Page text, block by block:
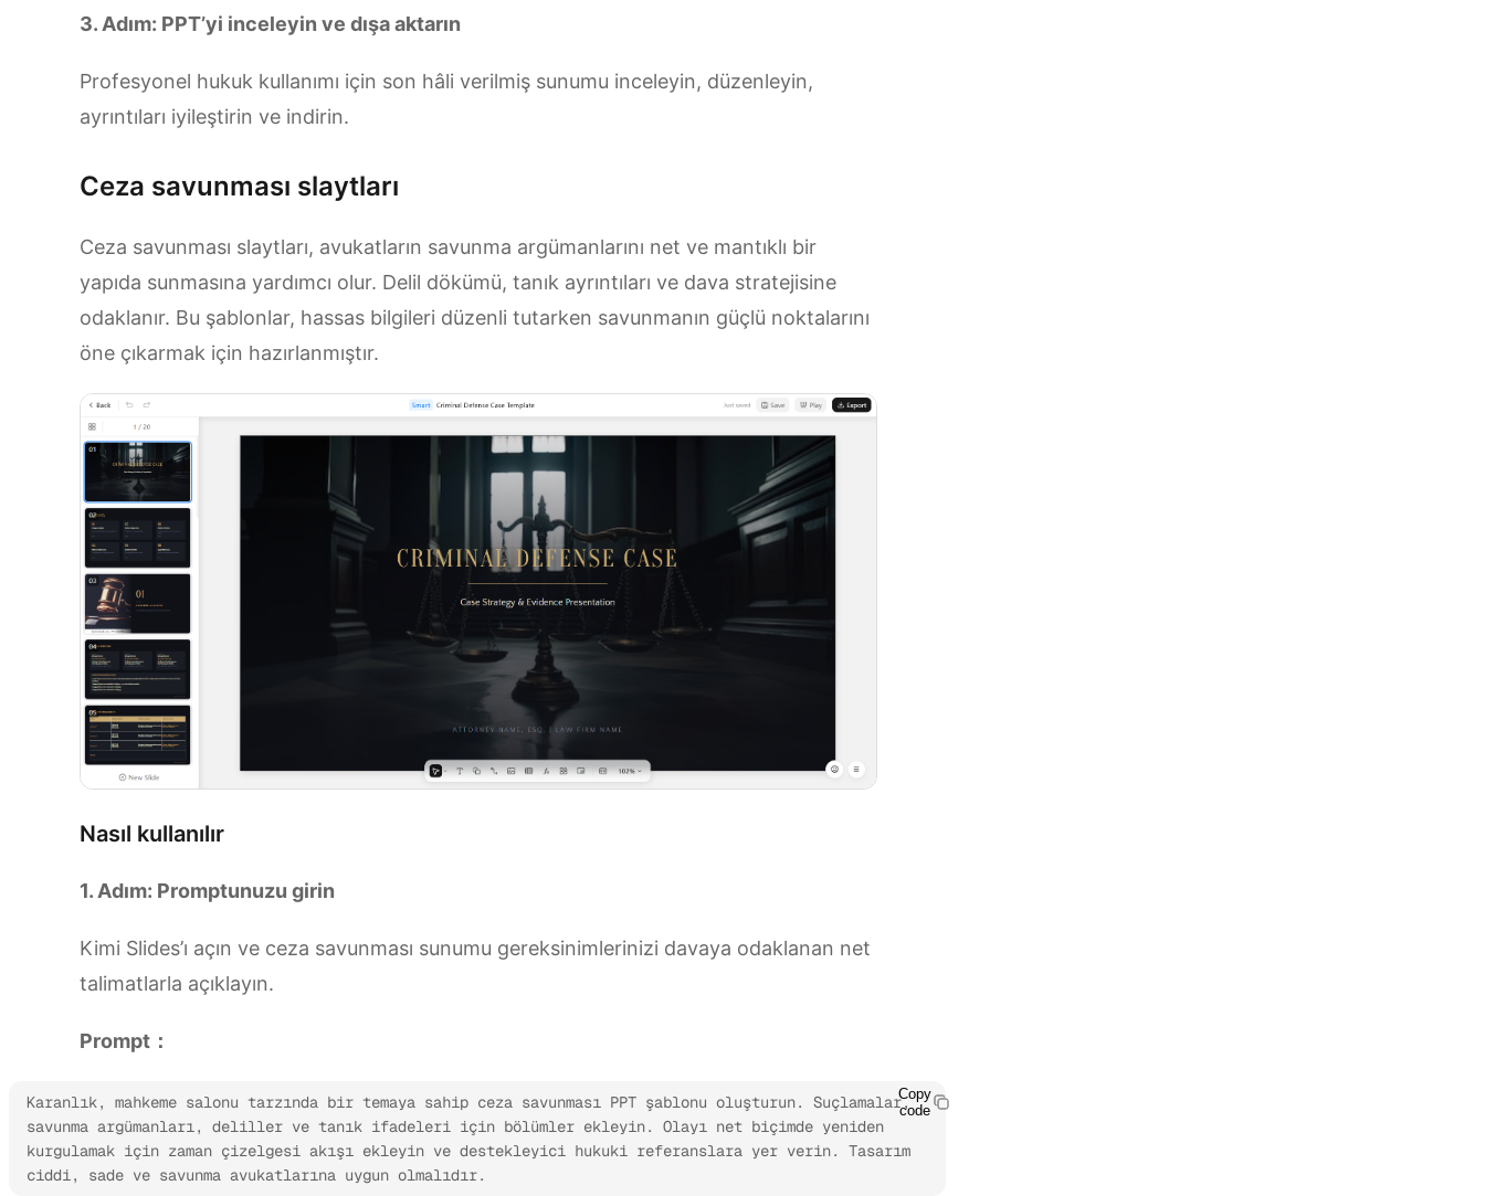
3. Adım: PPT’yi inceleyin ve dışa aktarın
Profesyonel hukuk kullanımı için son hâli verilmiş sunumu inceleyin, düzenleyin,
ayrıntıları iyileştirin ve indirin.
Ceza savunması slaytları
Ceza savunması slaytları, avukatların savunma argümanlarını net ve mantıklı bir
yapıda sunmasına yardımcı olur. Delil dökümü, tanık ayrıntıları ve dava stratejisine
odaklanır. Bu şablonlar, hassas bilgileri düzenli tutarken savunmanın güçlü noktalarını
öne çıkarmak için hazırlanmıştır.
Nasıl kullanılır
1. Adım: Promptunuzu girin
Kimi Slides’ı açın ve ceza savunması sunumu gereksinimlerinizi davaya odaklanan net
talimatlarla açıklayın.
Prompt：
Karanlık, mahkeme salonu tarzında bir temaya sahip ceza savunması PPT şablonu oluşturun. Suçlamalar,
savunma argümanları, deliller ve tanık ifadeleri için bölümler ekleyin. Olayı net biçimde yeniden
kurgulamak için zaman çizelgesi akışı ekleyin ve destekleyici hukuki referanslara yer verin. Tasarım
ciddi, sade ve savunma avukatlarına uygun olmalıdır.
Copy
code